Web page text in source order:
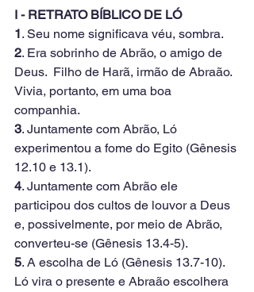
I - RETRATO BÍBLICO DE LÓ
1. Seu nome significava véu, sombra.
2. Era sobrinho de Abrão, o amigo de
Deus.  Filho de Harã, irmão de Abraão.
Vivia, portanto, em uma boa
companhia.
3. Juntamente com Abrão, Ló
experimentou a fome do Egito (Gênesis
12.10 e 13.1).
4. Juntamente com Abrão ele
participou dos cultos de louvor a Deus
e, possivelmente, por meio de Abrão,
converteu-se (Gênesis 13.4-5).
5. A escolha de Ló (Gênesis 13.7-10).
Ló vira o presente e Abraão escolhera